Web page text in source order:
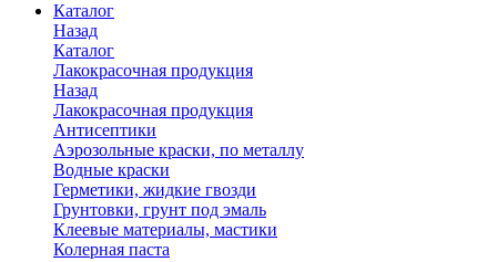
Каталог
Назад
Каталог
Лакокрасочная продукция
Назад
Лакокрасочная продукция
Антисептики
Аэрозольные краски, по металлу
Водные краски
Герметики, жидкие гвозди
Грунтовки, грунт под эмаль
Клеевые материалы, мастики
Колерная паста